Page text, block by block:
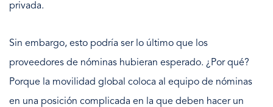
privada.
Sin embargo, esto podría ser lo último que los
proveedores de nóminas hubieran esperado. ¿Por qué?
Porque la movilidad global coloca al equipo de nóminas
en una posición complicada en la que deben hacer un